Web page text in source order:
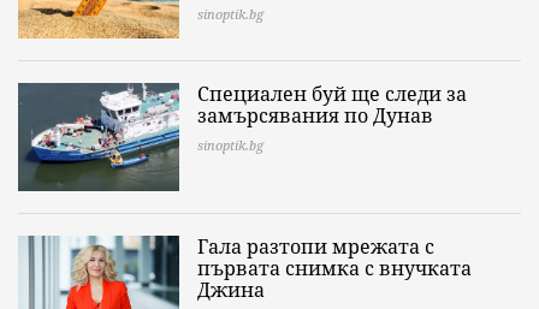
sinoptik.bg
Специален буй ще следи за
замърсявания по Дунав
sinoptik.bg
Гала разтопи мрежата с
първата снимка с внучката
Джина